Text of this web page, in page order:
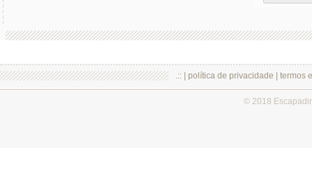
.:: | política de privacidade termos
© 2018